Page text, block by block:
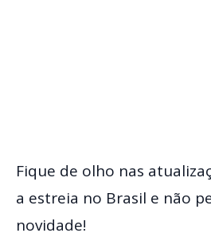
Fique de olho nas
a estreia no Brasil e não
novidade!